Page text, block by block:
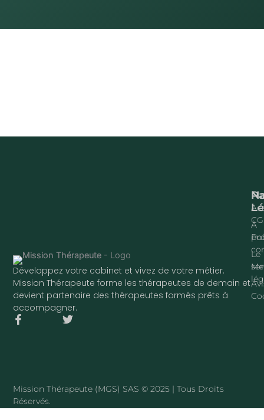
Développez votre cabinet et vivez de votre métier.
Mission Thérapeute forme les thérapeutes de demain et
devient partenaire des thérapeutes formés prêts à
accompagner.
F
k
-
T
À
Le
Mission Thérapeute (MGS) SAS © 2025 | Tous Droits
Réservés.